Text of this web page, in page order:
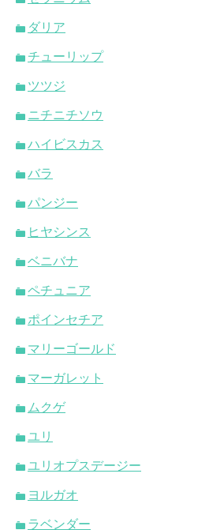
ダリア
チューリップ
ツツジ
ニチニチソウ
ハイビスカス
バラ
パンジー
ヒヤシンス
ベニバナ
ペチュニア
ポインセチア
マリーゴールド
マーガレット
ムクゲ
ユリ
ユリオプスデージー
ヨルガオ
ラベンダー